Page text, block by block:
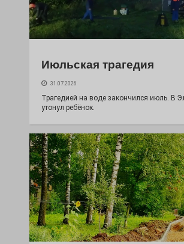
Июльская трагедия
31.07.2026
Трагедией на воде закончился июль. В
утонул ребёнок.